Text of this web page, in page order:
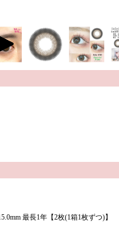
最長1年【2枚(1箱1枚ずつ)】